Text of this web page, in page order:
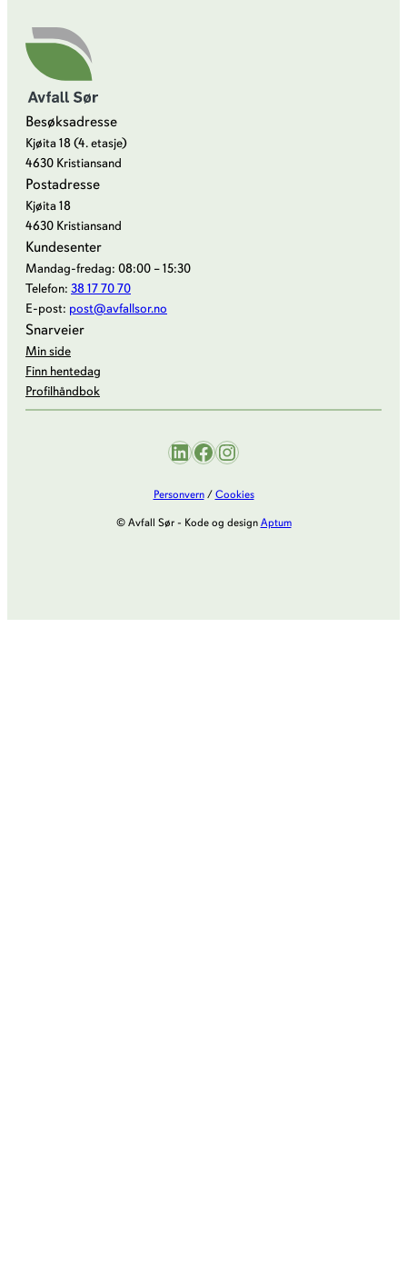
Besøksadresse
Kjøita 18 (4. etasje)
4630 Kristiansand
Postadresse
Kjøita 18
4630 Kristiansand
Kundesenter
Mandag-fredag: 08:00 – 15:30
Telefon: 38 17 70 70
E-post: post@avfallsor.no
Snarveier
Min side
Finn hentedag
Profilhåndbok
LinkedIn Facebook Instagram
Personvern/Cookies
© Avfall Sør - Kode og designAptum